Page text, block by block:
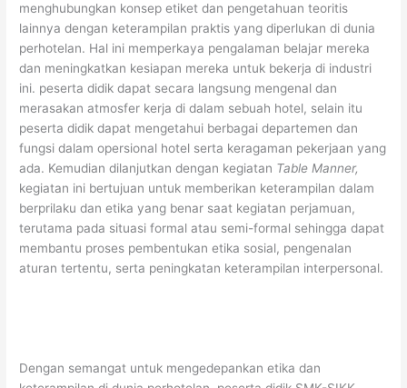
menghubungkan konsep etiket dan pengetahuan teoritis
lainnya dengan keterampilan praktis yang diperlukan di dunia
perhotelan. Hal ini memperkaya pengalaman belajar mereka
dan meningkatkan kesiapan mereka untuk bekerja di industri
ini. peserta didik dapat secara langsung mengenal dan
merasakan atmosfer kerja di dalam sebuah hotel, selain itu
peserta didik dapat mengetahui berbagai departemen dan
fungsi dalam opersional hotel serta keragaman pekerjaan yang
ada. Kemudian dilanjutkan dengan kegiatan Table Manner,
kegiatan ini bertujuan untuk memberikan keterampilan dalam
berprilaku dan etika yang benar saat kegiatan perjamuan,
terutama pada situasi formal atau semi-formal sehingga dapat
membantu proses pembentukan etika sosial, pengenalan
aturan tertentu, serta peningkatan keterampilan interpersonal.
Dengan semangat untuk mengedepankan etika dan